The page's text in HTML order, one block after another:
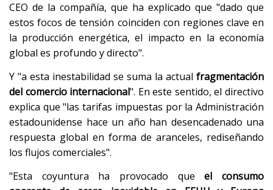
CEO de la compañía, que ha explicado que "dado que
estos focos de tensión coinciden con regiones clave en
la producción energética, el impacto en la economía
global es profundo y directo".
Y "a esta inestabilidad se suma la actual fragmentación
del comercio internacional". En este sentido, el directivo
explica que "las tarifas impuestas por la Administración
estadounidense hace un año han desencadenado una
respuesta global en forma de aranceles, rediseñando
los flujos comerciales".
"Esta coyuntura ha provocado queel consumo